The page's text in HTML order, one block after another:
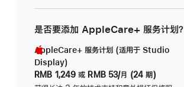
是否要添加 AppleCare+ 服务计划？
AppleCare+ 服务计划 (适用于 Studio
Display)
RMB 1,249 或 RMB 53/月 (24 期)